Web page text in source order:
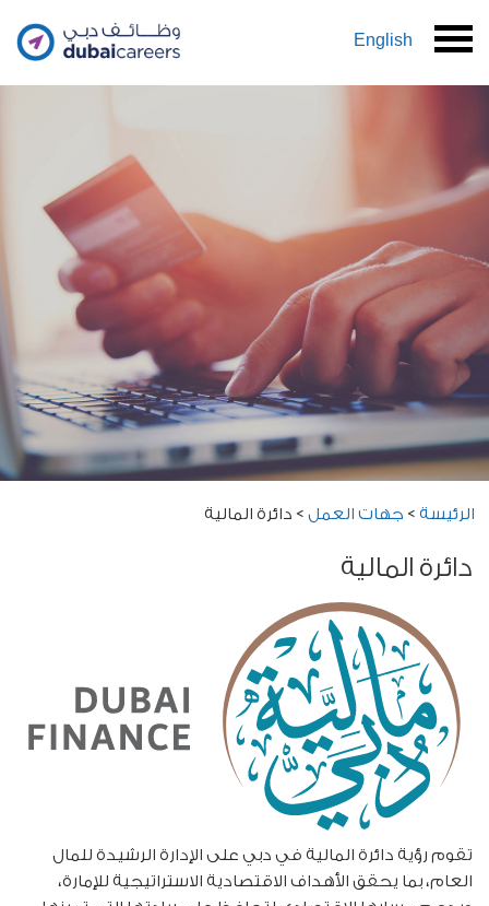
English
الرئيسة > جهات العمل> دائرة المالية
دائرة المالية
تقوم رؤية دائرة المالية في دبي على الإدارة الرشيدة للمال
العام، بما يحقق الأهداف الاقتصادية الاستراتيجية للإمارة،